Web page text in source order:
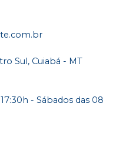
Sul, Cuiabá - MT
- Sábados das 08